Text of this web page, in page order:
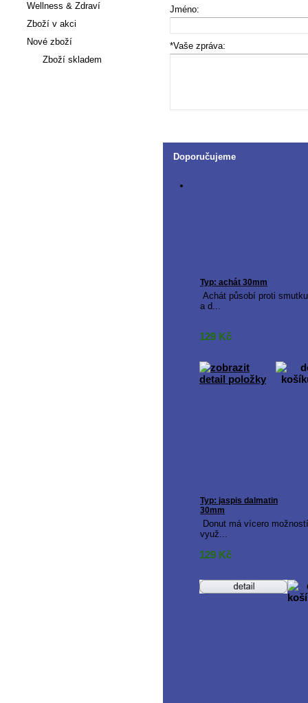
Jméno:
*Vaše zpráva:
Doporučujeme
Typ: achát 30mm
Achát působí proti smutku
a d...
129 Kč
Typ: jaspis dalmatin
30mm
Donut má vícero možností
využ...
129 Kč
Wellness & Zdraví
Zboží v akci
Nové zboží
Zboží skladem